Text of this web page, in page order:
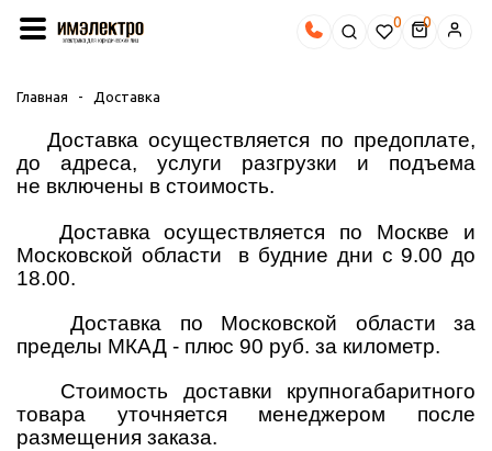
0
Главная - Доставка
Доставка осуществляется по предоплате,
до адреса, услуги разгрузки и подъема
не включены в стоимость.
Доставка осуществляется по Москве и
Московской области в будние дни с 9.00 до
18.00.
Доставка по Московской области за
пределы МКАД - плюс 90 руб. за километр.
Стоимость доставки крупногабаритного
товара уточняется менеджером после
размещения заказа.